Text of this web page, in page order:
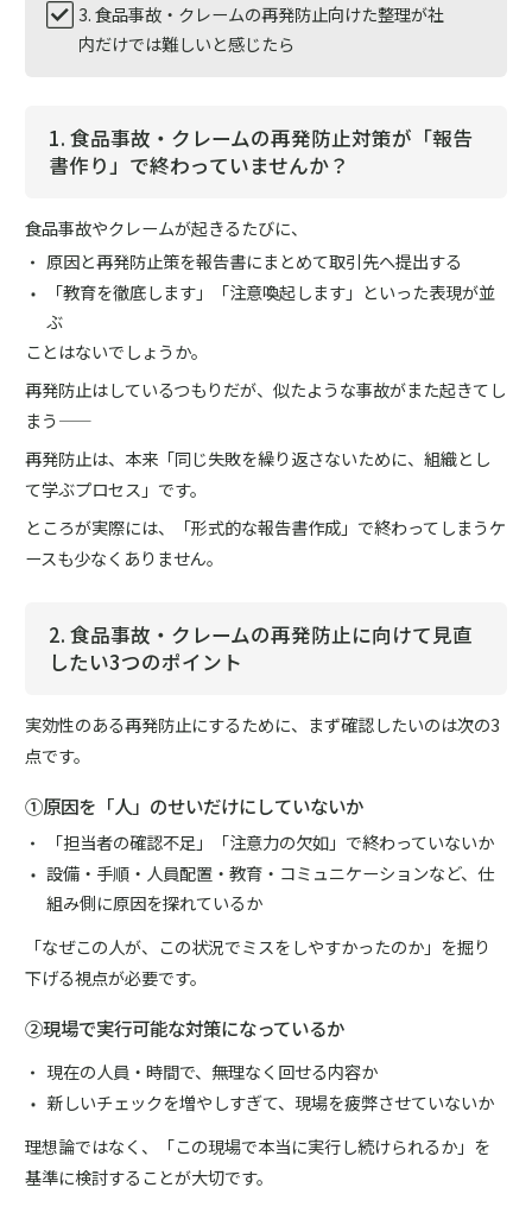
3. 食品事故・クレームの再発防止向けた整理が社
内だけでは難しいと感じたら
1. 食品事故・クレームの再発防止対策が「報告
書作り」で終わっていませんか？
食品事故やクレームが起きるたびに、
原因と再発防止策を報告書にまとめて取引先へ提出する
「教育を徹底します」「注意喚起します」といった表現が並
ぶ
ことはないでしょうか。
再発防止はしているつもりだが、似たような事故がまた起きてし
まう――
再発防止は、本来「同じ失敗を繰り返さないために、組織とし
て学ぶプロセス」です。
ところが実際には、「形式的な報告書作成」で終わってしまうケ
ースも少なくありません。
2. 食品事故・クレームの再発防止に向けて見直
したい3つのポイント
実効性のある再発防止にするために、まず確認したいのは次の3
点です。
①原因を「人」のせいだけにしていないか
「担当者の確認不足」「注意力の欠如」で終わっていないか
設備・手順・人員配置・教育・コミュニケーションなど、仕
組み側に原因を探れているか
「なぜこの人が、この状況でミスをしやすかったのか」を掘り
下げる視点が必要です。
②現場で実行可能な対策になっているか
現在の人員・時間で、無理なく回せる内容か
新しいチェックを増やしすぎて、現場を疲弊させていないか
理想論ではなく、「この現場で本当に実行し続けられるか」を
基準に検討することが大切です。